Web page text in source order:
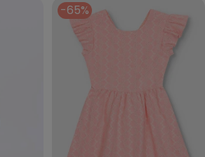
-65%